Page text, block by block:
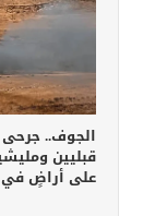
الجوف..
قبليين
على أراضٍ في